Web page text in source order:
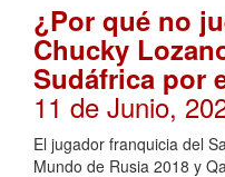
¿Por qué no
Chucky
Sudáfrica por
11 de Junio,
El jugador franquicia del
Mundo de Rusia 2018 y